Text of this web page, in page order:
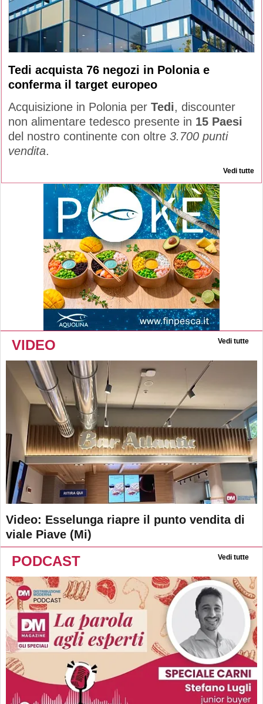
Tedi acquista 76 negozi in Polonia e
conferma il target europeo
Acquisizione in Polonia per Tedi, discounter
non alimentare tedesco presente in 15 Paesi
del nostro continente con oltre 3.700 punti
vendita.
Vedi tutte
VIDEO Vedi tutte
Video: Esselunga riapre il punto vendita di
viale Piave (Mi)
PODCAST Vedi tutte